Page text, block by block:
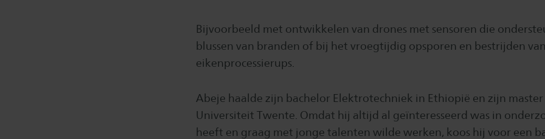
Bijvoorbeeld met ontwikkelen van drones met sensoren die
blussen van branden of bij het vroegtijdig opsporen en bestrijden
eikenprocessierups.
Abeje haalde zijn bachelor Elektrotechniek in Ethiopië en zijn master
Universiteit Twente. Omdat hij altijd al geïnteresseerd was in
heeft en graag met jonge talenten wilde werken, koos hij voor een